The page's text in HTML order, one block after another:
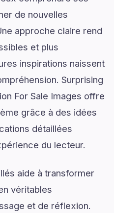
de nouvelles
approche claire rend
et plus
inspirations naissent
Surprising
For Sale Images offre
grâce à des idées
détaillées
du lecteur.
aide à transformer
véritables
et de réflexion.